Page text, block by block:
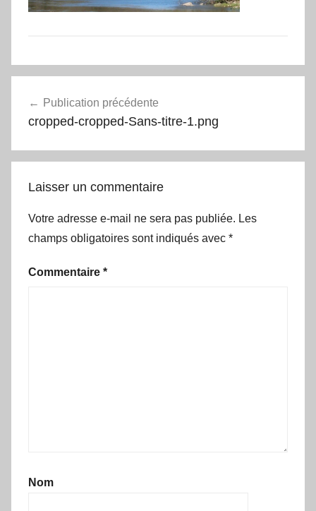
de
Publication précédente
cropped-cropped-Sans-titre-1.png
Laisser un commentaire
Votre adresse e-mail ne sera pas publiée. Les
champs obligatoires sont indiqués avec *
Commentaire *
Nom